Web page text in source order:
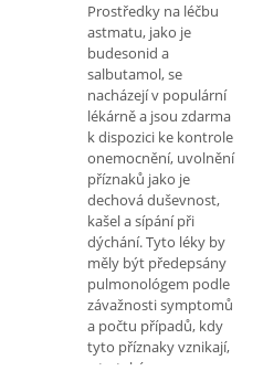
Prostředky na léčbu
astmatu, jako je
budesonid a
salbutamol, se
nacházejí v populární
lékárně a jsou zdarma
k dispozici ke kontrole
onemocnění, uvolnění
příznaků jako je
dechová duševnost,
kašel a sípání při
dýchání. Tyto léky by
měly být předepsány
pulmonológem podle
závažnosti symptomů
a počtu případů, kdy
tyto příznaky vznikají,